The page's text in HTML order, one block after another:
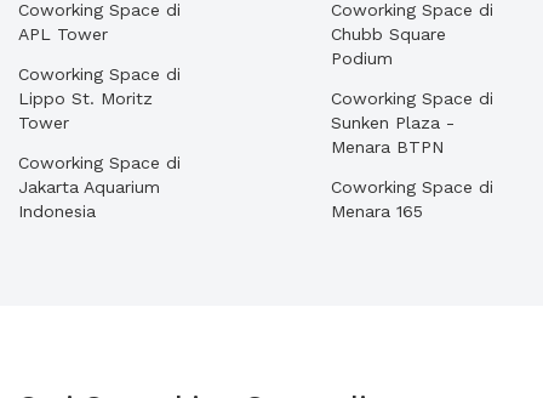
Coworking Space di
APL Tower
Coworking Space di
Lippo St. Moritz
Tower
Coworking Space di
Jakarta Aquarium
Indonesia
Coworking Space di
Chubb Square
Podium
Coworking Space di
Sunken Plaza -
Menara BTPN
Coworking Space di
Menara 165